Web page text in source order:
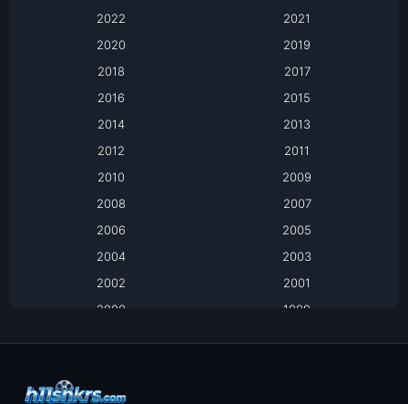
Based on a True Story เรื่องจริง
Based on a True Story เรื่องจริง
2022
2021
2020
2019
2018
2017
2016
2015
2014
2013
2012
2011
2010
2009
2008
2007
2006
2005
2004
2003
2002
2001
2000
1999
1994